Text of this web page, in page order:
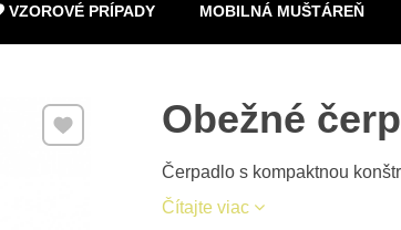
VZOROVÉ PRÍPADY MOBILNÁ MUŠTÁREŇ
Obežné
Čerpadlo s kompaktnou
Čítajte viac
Pridať k Obľúbeným